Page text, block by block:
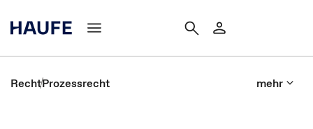
RechtProzessrecht mehr